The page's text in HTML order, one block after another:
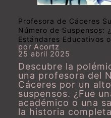
Profesora de Cáceres
Número de Suspensos:
Estándares Educativos
por Acortz
25 abril 2025
Descubre la
una profesora del
Cáceres por un
suspensos. ¿Fue
académico o una
la historia